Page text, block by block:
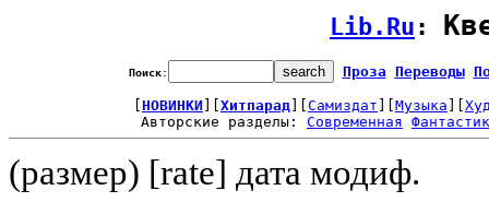
Lib.Ru :
Поиск: Проза Переводы
НОВИНКИ Хитпарад Самиздат Музыка
Авторские разделы: Современная
(размер) [rate] дата модиф.